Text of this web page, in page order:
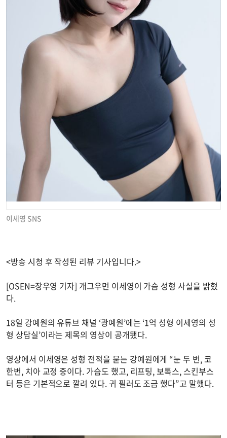
이세영 SNS
<방송 시청 후 작성된 리뷰 기사입니다.>
[OSEN=장우영 기자] 개그우먼 이세영이 가슴 성형 사실을 밝혔
다.
18일 강예원의 유튜브 채널 ‘광예원’에는 ‘1억 성형 이세영의 성
형 상담실’이라는 제목의 영상이 공개됐다.
영상에서 이세영은 성형 전적을 묻는 강예원에게 “눈 두 번, 코
한번, 치아 교정 중이다. 가슴도 했고, 리프팅, 보톡스, 스킨부스
터 등은 기본적으로 깔려 있다. 귀 필러도 조금 했다”고 말했다.